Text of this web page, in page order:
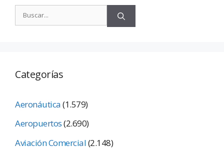
Categorías
Aeronáutica(1.579)
Aeropuertos(2.690)
Aviación Comercial(2.148)